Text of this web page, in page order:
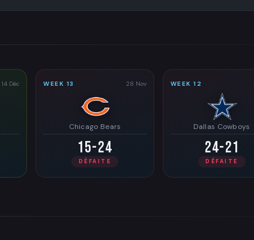
14 Déc WEEK 13 28 Nov
Chicago Bears
15-24
DÉFAITE
WEEK 12
Dallas Cowboys
24-21
DÉFAITE